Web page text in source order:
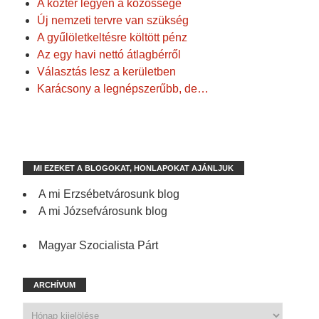
A köztér legyen a közösségé
Új nemzeti tervre van szükség
A gyűlöletkeltésre költött pénz
Az egy havi nettó átlagbérről
Választás lesz a kerületben
Karácsony a legnépszerűbb, de…
MI EZEKET A BLOGOKAT, HONLAPOKAT AJÁNLJUK
A mi Erzsébetvárosunk blog
A mi Józsefvárosunk blog
Magyar Szocialista Párt
ARCHÍVUM